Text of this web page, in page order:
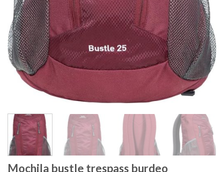
Mochila bustle trespass burdeo